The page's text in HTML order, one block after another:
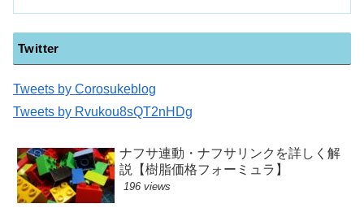
Twitter
Tweets by Corosukeblog
Tweets by Rvukou8sQT2nHDg
ナフサ連動・ナフサリンクを詳しく解
説【樹脂価格フォーミュラ】
196 views